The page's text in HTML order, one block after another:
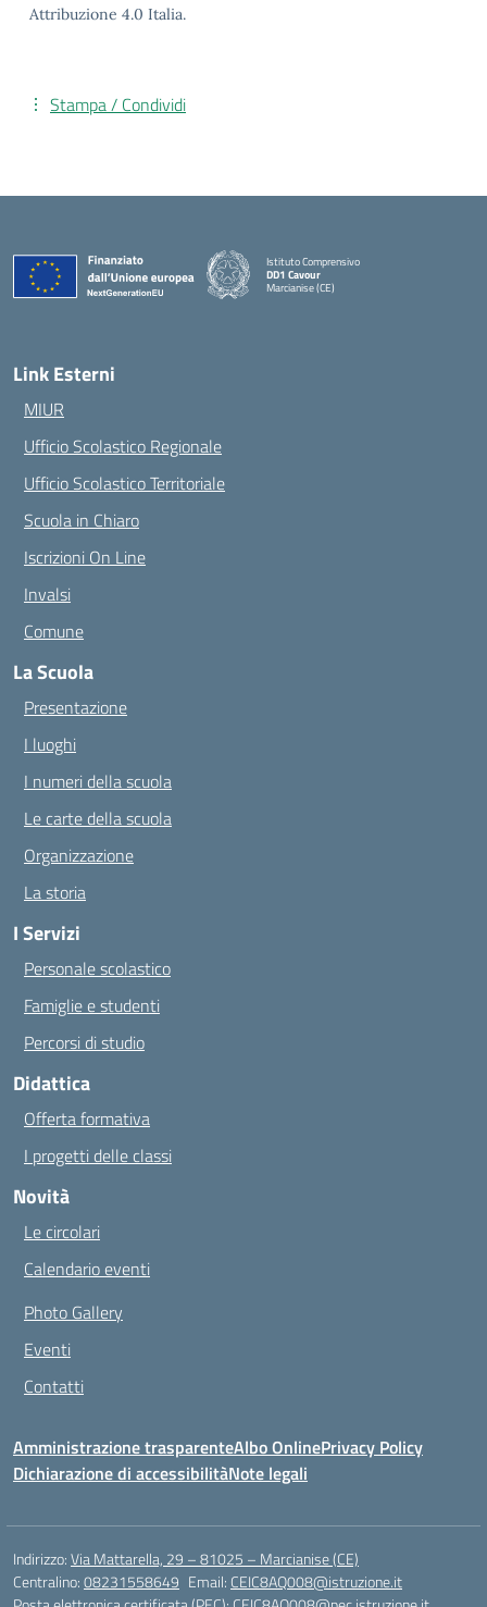
Attribuzione 4.0 Italia.
Stampa / Condividi
Istituto Comprensivo
DD1 Cavour
Marcianise (CE)
Link Esterni
MIUR
Ufficio Scolastico Regionale
Ufficio Scolastico Territoriale
Scuola in Chiaro
Iscrizioni On Line
Invalsi
Comune
La Scuola
Presentazione
I luoghi
I numeri della scuola
Le carte della scuola
Organizzazione
La storia
I Servizi
Personale scolastico
Famiglie e studenti
Percorsi di studio
Didattica
Offerta formativa
I progetti delle classi
Novità
Le circolari
Calendario eventi
Photo Gallery
Eventi
Contatti
Amministrazione trasparenteAlbo OnlinePrivacy Policy
Dichiarazione di accessibilitàNote legali
Indirizzo:Via Mattarella, 29 – 81025 – Marcianise (CE)
Centralino:08231558649 Email: CEIC8AQ008@istruzione.it